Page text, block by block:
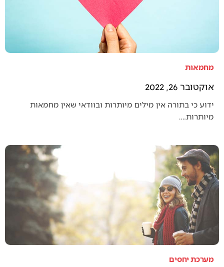
מחמאות
אוקטובר 26, 2022
ידוע כי בתורה אין מילים מיותרות ובוודאי שאין מחמאות
מיותרות.…
מערכת יחסים